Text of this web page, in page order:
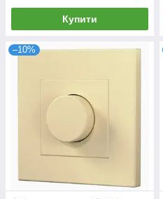
Купити
–10%